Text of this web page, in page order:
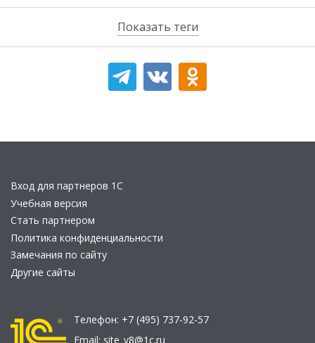
Показать теги
Вход для партнеров 1С
Учебная версия
Стать партнером
Политика конфиденциальности
Замечания по сайту
Другие сайты
Телефон: +7 (495) 737-92-57
Email: site_v8@1c.ru